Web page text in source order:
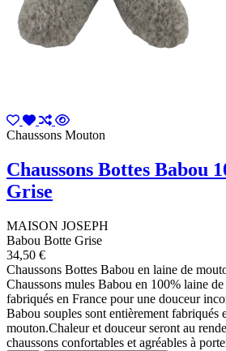
Chaussons Mouton
Chaussons Bottes Babou
Grise
MAISON JOSEPH
Babou Botte Grise
34,50 €
Chaussons Bottes Babou en laine de
Chaussons mules Babou en 100% laine
fabriqués en France pour une douceur
Babou souples sont entièrement fabriqués
mouton.Chaleur et douceur seront au
chaussons confortables et agréables à